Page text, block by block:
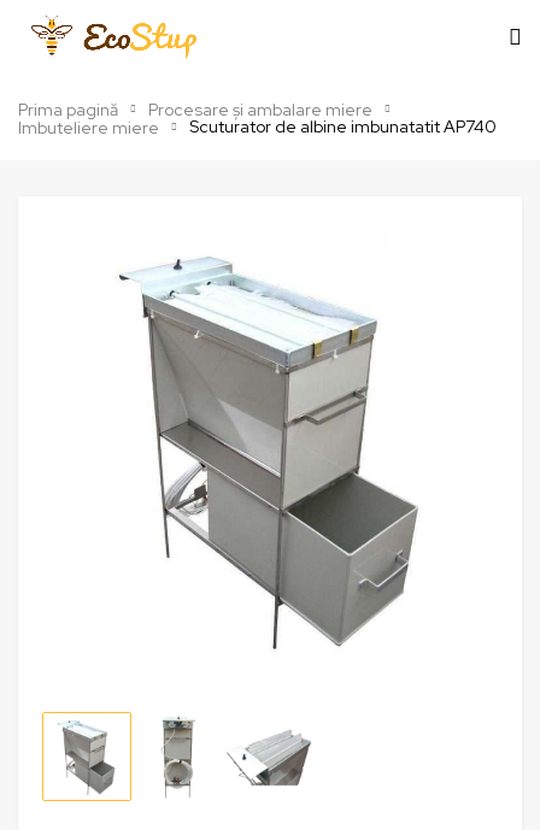
Prima pagină
Procesare și ambalare miere
Imbuteliere miere
Scuturator de albine imbunatatit AP740